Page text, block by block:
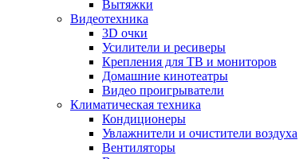
Вытяжки
Видеотехника
3D очки
Усилители и ресиверы
Крепления для ТВ и мониторов
Домашние кинотеатры
Видео проигрыватели
Климатическая техника
Кондиционеры
Увлажнители и очистители воздуха
Вентиляторы